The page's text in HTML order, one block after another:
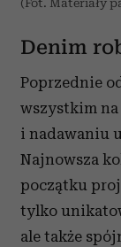
(Fot. Materiały
Denim
Poprzednie
wszystkim
i nadawaniu
Najnowsza
początku
tylko
ale także